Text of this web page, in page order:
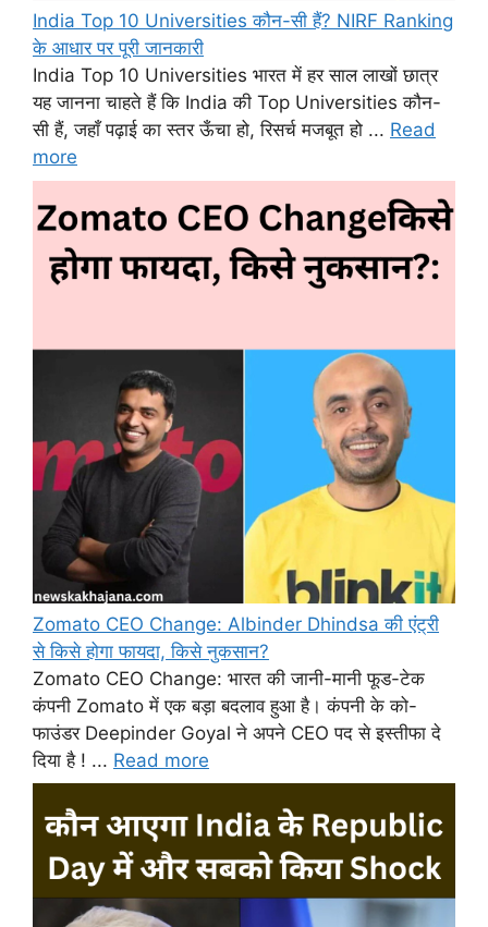
India Top 10 Universities कौन-सी हैं? NIRF Ranking
के आधार पर पूरी जानकारी
India Top 10 Universities भारत में हर साल लाखों छात्र
यह जानना चाहते हैं कि India की Top Universities कौन-
सी हैं, जहाँ पढ़ाई का स्तर ऊँचा हो, रिसर्च मजबूत हो ... Read
more
Zomato CEO Change: Albinder Dhindsa की एंट्री
से किसे होगा फायदा, किसे नुकसान?
Zomato CEO Change: भारत की जानी-मानी फूड-टेक
कंपनी Zomato में एक बड़ा बदलाव हुआ है। कंपनी के को-
फाउंडर Deepinder Goyal ने अपने CEO पद से इस्तीफा दे
दिया है ! ... Read more